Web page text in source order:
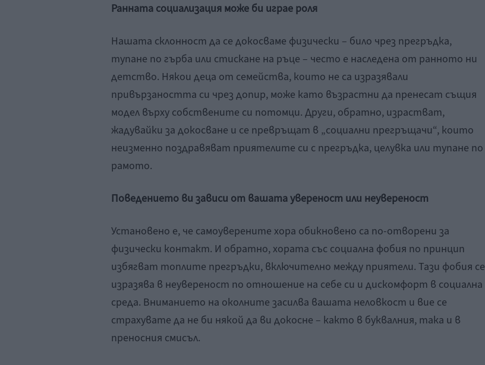
Ранната социализация може би играе роля
Нашата склонност да се докосваме физически – било чрез прегръдка,
тупане по гърба или стискане на ръце – често е наследена от ранното ни
детство. Някои деца от семейства, които не са изразявали
привързаността си чрез допир, може като възрастни да пренесат същия
модел върху собствените си потомци. Други, обратно, израстват,
жадувайки за докосване и се превръщат в „социални прегръщачи“, които
неизменно поздравяват приятелите си с прегръдка, целувка или тупане по
рамото.
Поведението ви зависи от вашата увереност или неувереност
Установено е, че самоуверените хора обикновено са по-отворени за
физически контакт. И обратно, хората със социална фобия по принцип
избягват топлите прегръдки, включително между приятели. Тази фобия се
изразява в неувереност по отношение на себе си и дискомфорт в социална
среда. Вниманието на околните засилва вашата неловкост и вие се
страхувате да не би някой да ви докосне – както в буквалния, така и в
преносния смисъл.